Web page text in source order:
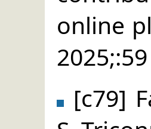
online
2025;:59
[c79]